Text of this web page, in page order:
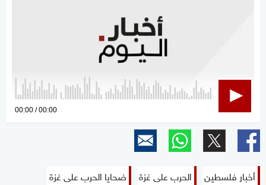
0
00:00 00:00
أخبار فلسطين الحرب على غزة
ضحايا الحرب على غزة